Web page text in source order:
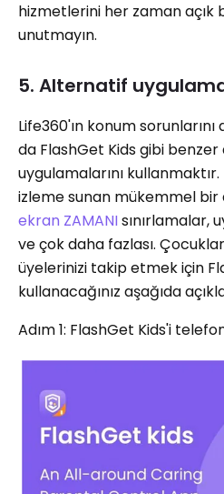
hizmetlerini her zaman açık
unutmayın.
5. Alternatif
Life360'ın konum
da FlashGet Kids gibi benzer
uygulamalarını
izleme sunan mükemmel bir
ekran ZAMANIsınırlamalar,
ve çok daha fazlası.
üyelerinizi takip etmek için
kullanacağınız aşağıda
Adım 1: FlashGet Kids'i